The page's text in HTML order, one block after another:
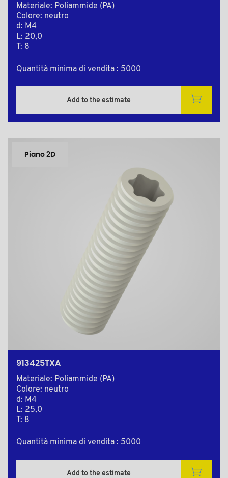
Materiale: Poliammide (PA)
Colore: neutro
d: M4
L: 20,0
T: 8
Quantità minima di vendita : 5000
Add to the estimate
Piano 2D
913425TXA
Materiale: Poliammide (PA)
Colore: neutro
d: M4
L: 25,0
T: 8
Quantità minima di vendita : 5000
Add to the estimate